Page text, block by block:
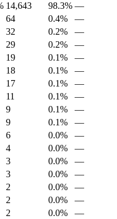
14,643 98.3% —
64 0.4%
—
32 0.2%
—
29 0.2%
—
19 0.1%
—
18 0.1%
—
17 0.1%
—
11 0.1%
—
9 0.1%
—
9 0.1%
—
6 0.0%
—
4 0.0%
—
3 0.0%
—
3 0.0%
—
2 0.0%
—
2 0.0%
—
2 0.0%
—